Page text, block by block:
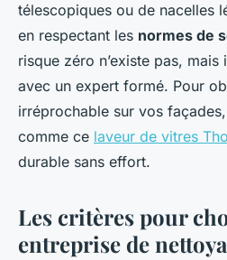
télescopiques ou de nacelles
en respectant les normes de
risque zéro n’existe pas,
avec un expert formé. Pour
irréprochable sur vos
comme ce laveur de vitres
durable sans effort.
Les critères pour
entreprise de